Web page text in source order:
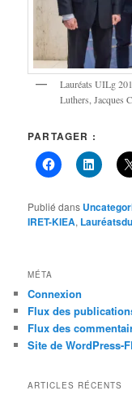
Lauréats UILg
Luthers, Jacques
PARTAGER :
Publié dans
IRET-KIEA,
MÉTA
Connexion
Flux des
Flux des
Site de WordPress-
ARTICLES RÉCENTS